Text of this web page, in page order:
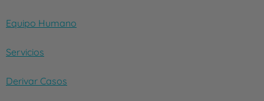
Equipo Humano
Servicios
Derivar Casos